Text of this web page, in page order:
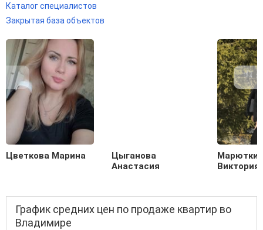
Каталог специалистов
Закрытая база объектов
Цветкова Марина
Цыганова
Анастасия
Виктория
График средних цен по продаже квартир во
Владимире